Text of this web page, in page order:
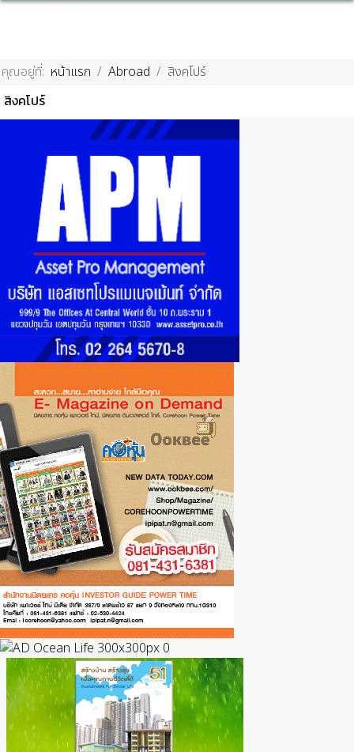
คุณอยู่ที่: หน้าแรก Abroad
สิงคโปร์
สิงคโปร์